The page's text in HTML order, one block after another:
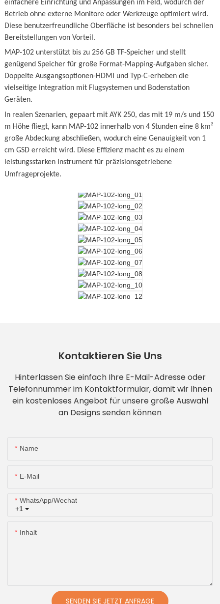
einfachere Einrichtung und Anpassungen im Feld, wodurch der
Betrieb ohne externe Monitore oder Werkzeuge optimiert wird.
Diese benutzerfreundliche Oberfläche ist besonders bei schnellen
Bereitstellungen von Vorteil.
MAP-102 unterstützt bis zu 256 GB TF-Speicher und stellt
genügend Speicher für große Format-Mapping-Aufgaben sicher.
Doppelte Ausgangsoptionen-HDMI und Typ-C-erheben die
vielseitige Integration mit Flugsystemen und Bodenstation
Geräten.
In realen Szenarien, gepaart mit AYK 250, das mit 19 m/s und 150
m Höhe fliegt, kann MAP-102 innerhalb von 4 Stunden eine 8 km²
große Abdeckung abschließen, wodurch eine Genauigkeit von 1
cm GSD erreicht wird. Diese Effizienz macht es zu einem
leistungsstarken Instrument für präzisionsgetriebene
Umfrageprojekte.
Kontaktieren Sie Uns
Hinterlassen Sie einfach Ihre E-Mail-Adresse oder
Telefonnummer im Kontaktformular, damit wir Ihnen
ein kostenloses Angebot für unsere große Auswahl
an Designs senden können
Name
E-Mail
+1
WhatsApp/Wechat
Inhalt
SENDEN SIE JETZT ANFRAGE